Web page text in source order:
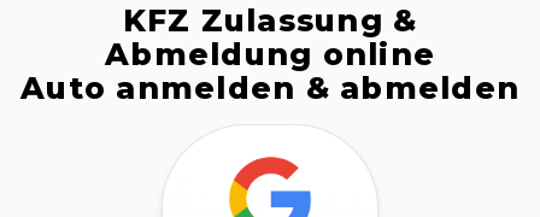
KFZ Zulassung &
Abmeldung online
Auto anmelden & abmelden